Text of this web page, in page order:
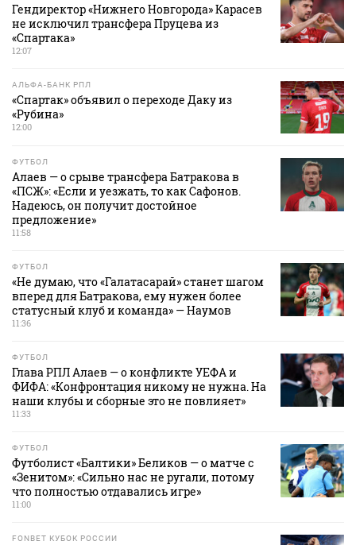
Гендиректор «Нижнего Новгорода» Карасев
не исключил трансфера Пруцева из
«Спартака»
12:07
АЛЬФА-БАНК РПЛ
«Спартак» объявил о переходе Даку из
«Рубина»
12:00
ФУТБОЛ
Алаев — о срыве трансфера Батракова в
«ПСЖ»: «Если и уезжать, то как Сафонов.
Надеюсь, он получит достойное
предложение»
11:58
ФУТБОЛ
«Не думаю, что «Галатасарай» станет шагом
вперед для Батракова, ему нужен более
статусный клуб и команда» — Наумов
11:36
ФУТБОЛ
Глава РПЛ Алаев — о конфликте УЕФА и
ФИФА: «Конфронтация никому не нужна. На
наши клубы и сборные это не повлияет»
11:33
ФУТБОЛ
Футболист «Балтики» Беликов — о матче с
«Зенитом»: «Сильно нас не ругали, потому
что полностью отдавались игре»
11:00
FONBET КУБОК РОССИИ